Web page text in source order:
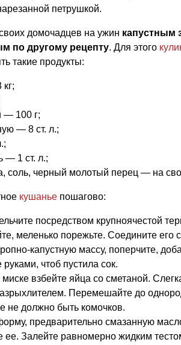
петрушкой.
домочадцев на ужин капустным
по другому рецепту. Для этого
такие продукты:
— 100 г;
— 8 ст. л.;
— 1 ст. л.;
соль, черный молотый перец — на
кушанье пошагово:
посредством крупноячестой
меленько порежьте. Соедините его
капустную массу, поперчите,
чтоб пустила сок.
миске взбейте яйца со сметаной.
Перемешайте до
не должно быть комочков.
предварительно смазанную
ее. Залейте равномерно жидким